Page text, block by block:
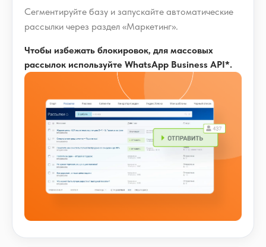
Сегментируйте базу и запускайте автоматические
рассылки через раздел «Маркетинг».
Чтобы избежать блокировок, для массовых
рассылок используйте WhatsApp Business API*.